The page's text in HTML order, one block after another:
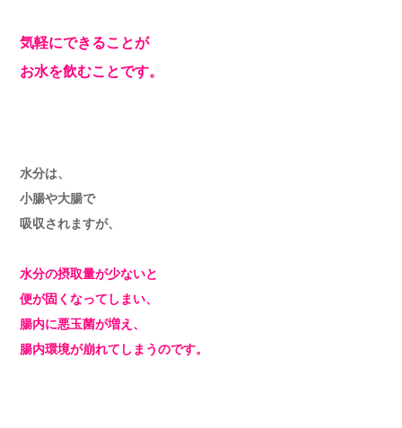
気軽にできることが
お水を飲むことです。
水分は、
小腸や大腸で
吸収されますが、
水分の摂取量が少ないと
便が固くなってしまい、
腸内に悪玉菌が増え、
腸内環境が崩れてしまうのです。